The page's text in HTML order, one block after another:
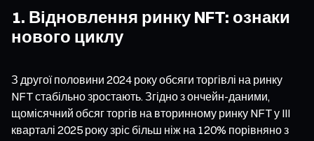
1. Відновлення ринку NFT: ознаки
нового циклу
З другої половини 2024 року обсяги торгівлі на ринку
NFT стабільно зростають. Згідно з ончейн-даними,
щомісячний обсяг торгів на вторинному ринку NFT у III
кварталі 2025 року зріс більш ніж на 120% порівняно з